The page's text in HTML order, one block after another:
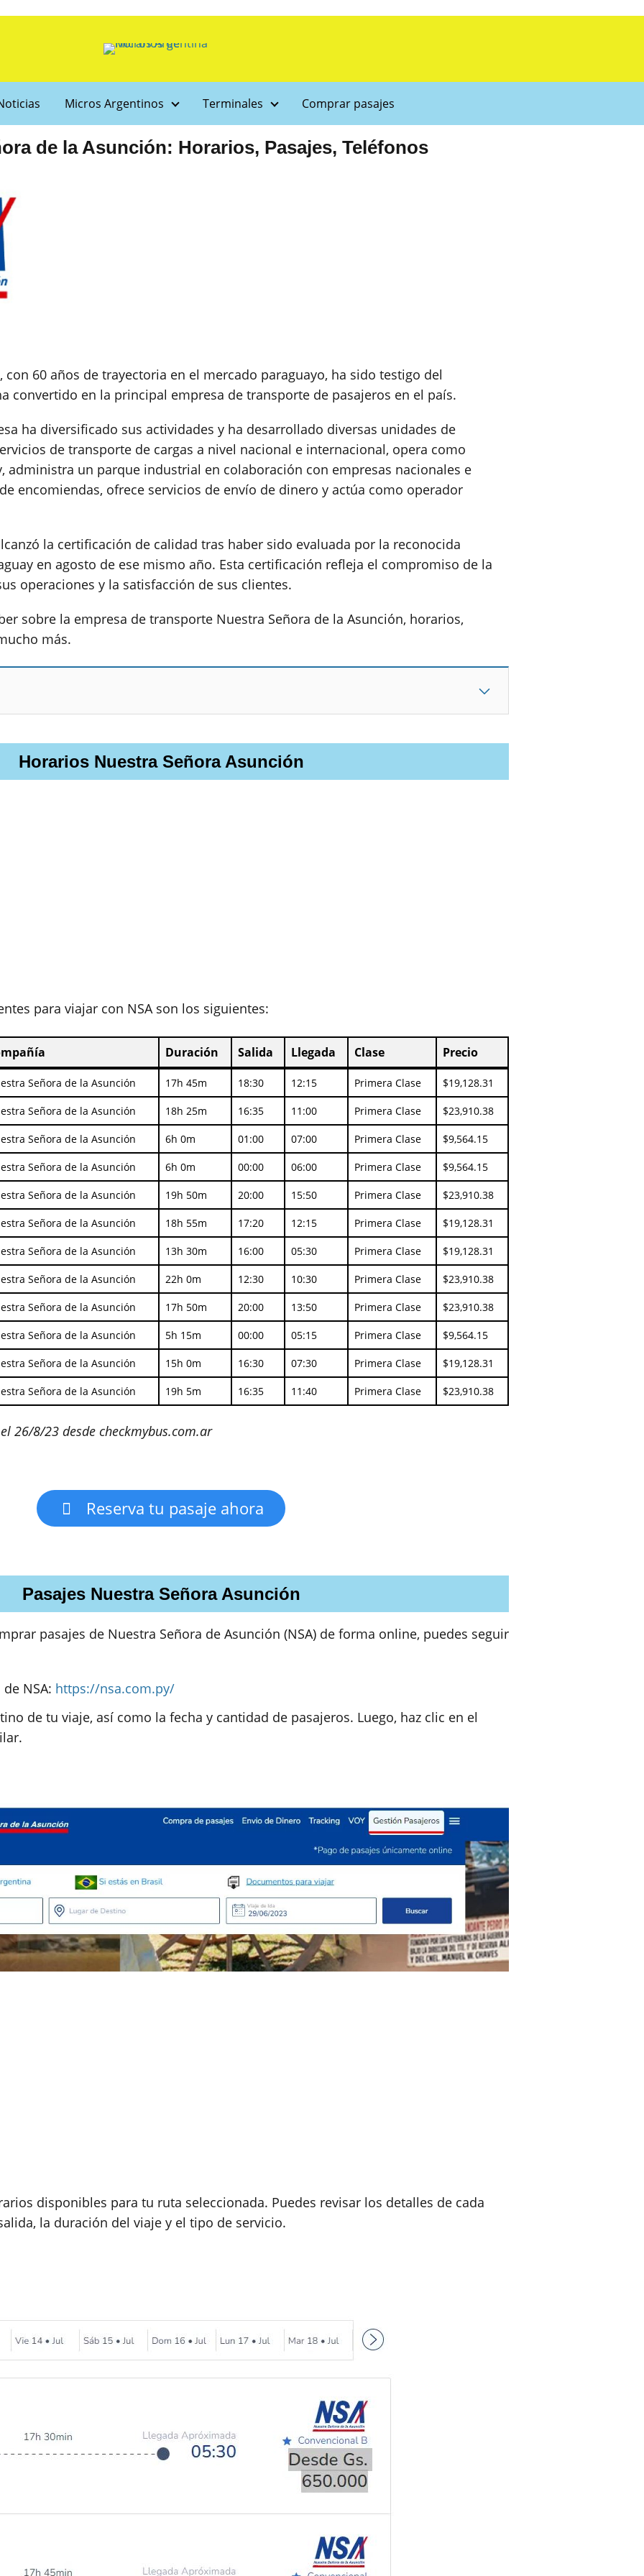
Micros Argentinos Terminales Comprar pasajes
de la Asunción: Horarios, Pasajes, Teléfonos
con 60 años de trayectoria en el mercado paraguayo, ha sido testigo del
convertido en la principal empresa de transporte de pasajeros en el país.
ha diversificado sus actividades y ha desarrollado diversas unidades de
de transporte de cargas a nivel nacional e internacional, opera como
administra un parque industrial en colaboración con empresas nacionales e
encomiendas, ofrece servicios de envío de dinero y actúa como operador
la certificación de calidad tras haber sido evaluada por la reconocida
en agosto de ese mismo año. Esta certificación refleja el compromiso de la
operaciones y la satisfacción de sus clientes.
sobre la empresa de transporte Nuestra Señora de la Asunción, horarios,
más.
Horarios Nuestra Señora Asunción
para viajar con NSA son los siguientes:
Duración Salida Llegada Clase
Precio
Duración Salida Llegada Clase Precio
Señora de la Asunción 17h 45m 18:30 12:15 Primera Clase $19,128.31
Señora de la Asunción 18h 25m 16:35 11:00 Primera Clase $23,910.38
Señora de la Asunción 6h 0m 01:00 07:00 Primera Clase $9,564.15
Señora de la Asunción 6h 0m 00:00 06:00 Primera Clase $9,564.15
Señora de la Asunción 19h 50m 20:00 15:50 Primera Clase $23,910.38
Señora de la Asunción 18h 55m 17:20 12:15 Primera Clase $19,128.31
Señora de la Asunción 13h 30m 16:00 05:30 Primera Clase $19,128.31
Señora de la Asunción 22h 0m 12:30 10:30 Primera Clase $23,910.38
Señora de la Asunción 17h 50m 20:00 13:50 Primera Clase $23,910.38
Señora de la Asunción 5h 15m 00:00 05:15 Primera Clase $9,564.15
Señora de la Asunción 15h 0m 16:30 07:30 Primera Clase $19,128.31
Señora de la Asunción 19h 5m 16:35 11:40 Primera Clase $23,910.38
26/8/23 desde checkmybus.com.ar
Reserva tu pasaje ahora
Pasajes Nuestra Señora Asunción
pasajes de Nuestra Señora de Asunción (NSA) de forma online, puedes seguir
NSA: https://nsa.com.py/
de tu viaje, así como la fecha y cantidad de pasajeros. Luego, haz clic en el
disponibles para tu ruta seleccionada. Puedes revisar los detalles de cada
la duración del viaje y el tipo de servicio.